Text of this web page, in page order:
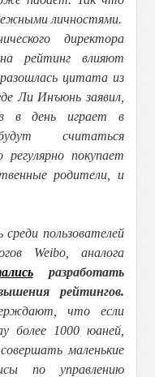
личностями.
директора
рейтинг влияют
цитата из
Ли Инъюнь заявил,
в день играет в
считаться
покупает
родители, и
пользователей
Weibo, аналога
разработать
рейтингов.
что если
более 1000 юаней,
маленькие
по управлению